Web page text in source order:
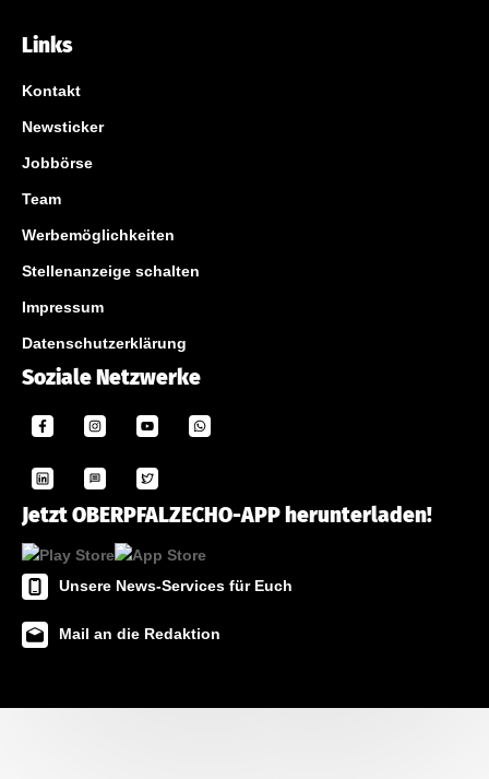
Links
Kontakt
Newsticker
Jobbörse
Team
Werbemöglichkeiten
Stellenanzeige schalten
Impressum
Datenschutzerklärung
Soziale Netzwerke
Jetzt OBERPFALZECHO-APP herunterladen!
Unsere News-Services für Euch
Mail an die Redaktion